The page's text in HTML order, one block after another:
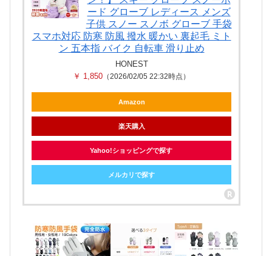
ード グローブ レディース メンズ
子供 スノー スノボ グローブ 手袋
スマホ対応 防寒 防風 撥水 暖かい 裏起毛 ミト
ン 五本指 バイク 自転車 滑り止め
HONEST
￥ 1,850 （2026/02/05 22:32時点）
Amazon
楽天購入
Yahoo!ショッピングで探す
メルカリで探す